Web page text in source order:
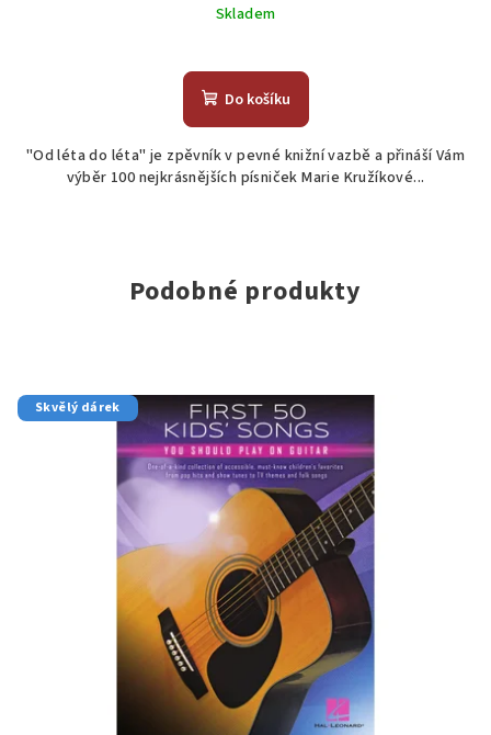
Skladem
Do košíku
"Od léta do léta" je zpěvník v pevné knižní vazbě a přináší Vám
výběr 100 nejkrásnějších písniček Marie Kružíkové...
Podobné produkty
Skvělý dárek